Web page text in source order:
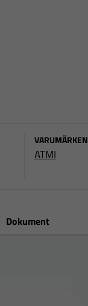
VARUMÄRKEN
ATMI
Dokument